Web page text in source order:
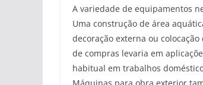
A variedade de equipamentos
Uma construção de área
decoração externa ou
de compras levaria em
habitual em trabalhos